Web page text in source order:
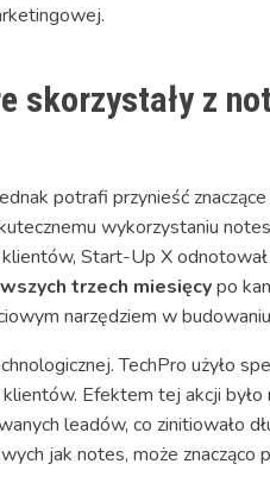
skorzystały z
potrafi przynieść
wykorzystaniu
Start-Up X
trzech miesięcypo
narzędziem w
TechPro użyło
Efektem tej akcji było
leadów, co zinitiowało
jak notes, może znacząco